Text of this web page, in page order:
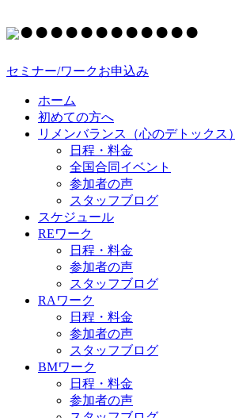
●●●●●●●●●●●●
セミナー/ワークお申込み
ホーム
初めての方へ
リメンバランス（心のデトックス）
日程・料金
全国合同イベント
参加者の声
スタッフブログ
スケジュール
REワーク
日程・料金
参加者の声
スタッフブログ
RAワーク
日程・料金
参加者の声
スタッフブログ
BMワーク
日程・料金
参加者の声